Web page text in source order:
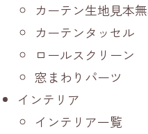
カーテン生地見本
カーテンタッセル
ロールスクリーン
窓まわりパーツ
インテリア
インテリア一覧